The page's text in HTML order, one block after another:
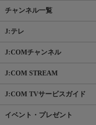
チャンネル一覧
J:テレ
J:COMチャンネル
J:COM STREAM
J:COM TVサービスガイド
イベント・プレゼント